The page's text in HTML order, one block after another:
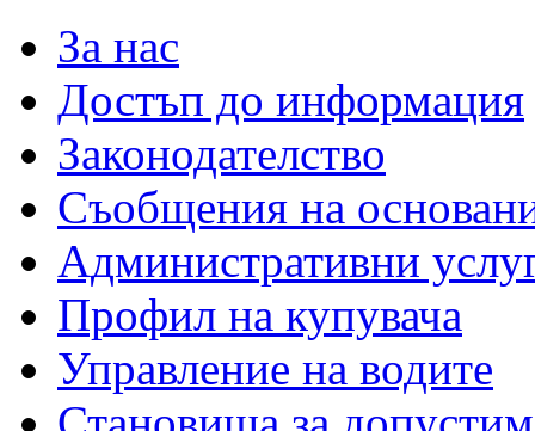
За нас
Достъп до информация
Законодателство
Съобщения на
Административни
Профил на купувача
Управление на водите